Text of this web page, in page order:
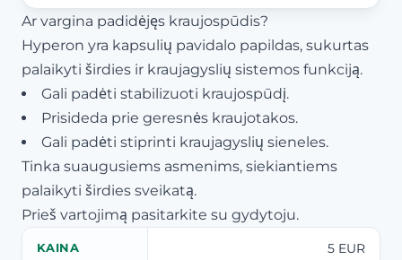
Ar vargina padidėjęs kraujospūdis?
Hyperon yra kapsulių pavidalo papildas, sukurtas
palaikyti širdies ir kraujagyslių sistemos funkciją.
Gali padėti stabilizuoti kraujospūdį.
Prisideda prie geresnės kraujotakos.
Gali padėti stiprinti kraujagyslių sieneles.
Tinka suaugusiems asmenims, siekiantiems
palaikyti širdies sveikatą.
Prieš vartojimą pasitarkite su gydytoju.
KAINA 5 EUR